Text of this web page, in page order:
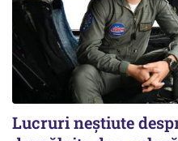
Lucruri neștiute